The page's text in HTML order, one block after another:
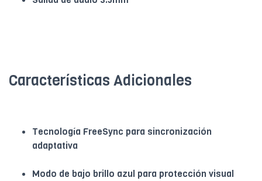
Características Adicionales
Tecnología FreeSync para sincronización
adaptativa
Modo de bajo brillo azul para protección visual